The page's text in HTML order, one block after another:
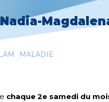
MALADIE
chaque 2e samedi du